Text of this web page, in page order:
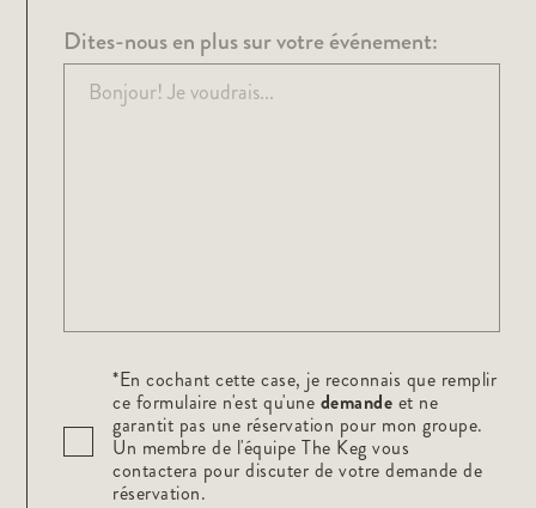
Dites-nous en plus sur votre événement:
*En cochant cette case, je reconnais que remplir
ce formulaire n'est qu'une demande et ne
garantit pas une réservation pour mon groupe.
Un membre de l'équipe The Keg vous
contactera pour discuter de votre demande de
réservation.